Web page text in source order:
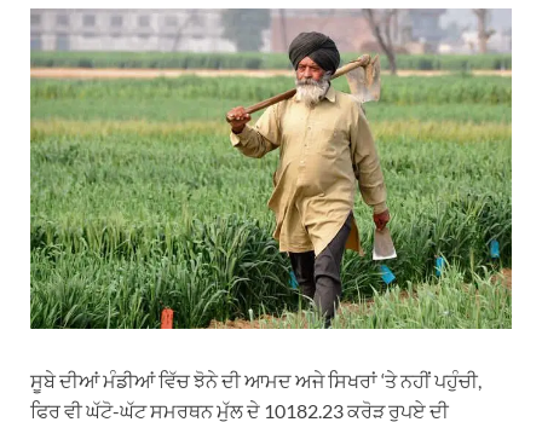
ਸੂਬੇ ਦੀਆਂ ਮੰਡੀਆਂ ਵਿੱਚ ਝੋਨੇ ਦੀ ਆਮਦ ਅਜੇ ਸਿਖਰਾਂ ‘ਤੇ ਨਹੀਂ ਪਹੁੰਚੀ,
ਫਿਰ ਵੀ ਘੱਟੋ-ਘੱਟ ਸਮਰਥਨ ਮੁੱਲ ਦੇ 10182.23 ਕਰੋੜ ਰੁਪਏ ਦੀ